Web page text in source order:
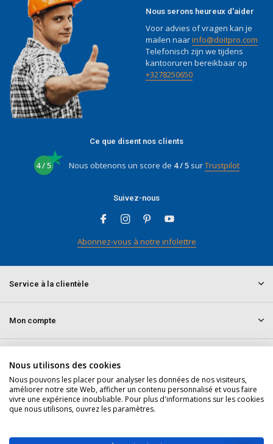
Nous serons heureux d'aider
Voor advies of vragen kan je
mailen naarinfo@doitpro.com
Telefonisch zijn we tijdens
kantooruren bereikbaar op
+3278250650
Ce que disent nos clients
4 / 5 Nous obtenons un score de 4 / 5surTrustpilot
Suivez-nous
Abonnez-vous à notre infolettre
Service à la clientèle
Mon compte
Contact
Nous utilisons des cookies
Nous pouvons les placer pour analyser les données de nos visiteurs,
améliorer notre site Web, afficher un contenu personnalisé et vous faire
vivre une expérience inoubliable. Pour plus d'informations sur les cookies
que nous utilisons, ouvrez les paramètres.